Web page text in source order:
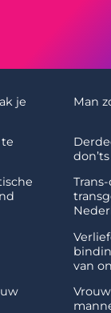
je
Man
van